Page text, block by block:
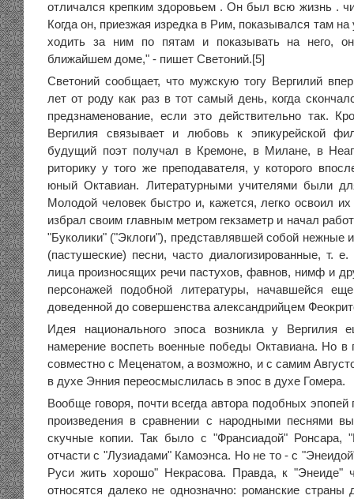
отличался крепким здоровьем . Он был всю жизнь .
Когда он, приезжая изредка в Рим, показывался там
ходить за ним по пятам и показывать на него,
ближайшем доме," - пишет Светоний.[5]
Светоний сообщает, что мужскую тогу Вергилий
лет от роду как раз в тот самый день, когда
предзнаменование, если это действительно так.
Вергилия связывает и любовь к эпикурейской
будущий поэт получал в Кремоне, в Милане, в
риторику у того же преподавателя, у которого
юный Октавиан. Литературными учителями были
Молодой человек быстро и, кажется, легко освоил
избрал своим главным метром гекзаметр и начал
"Буколики" ("Эклоги"), представлявшей собой нежные
(пастушеские) песни, часто диалогизированные, т.
лица произносящих речи пастухов, фавнов, нимф и
персонажей подобной литературы, начавшейся
доведенной до совершенства александрийцем
Идея национального эпоса возникла у Вергилия
намерение воспеть военные победы Октавиана. Но в
совместно с Меценатом, а возможно, и с самим
в духе Энния переосмыслилась в эпос в духе Гомера.
Вообще говоря, почти всегда автора подобных
произведения в сравнении с народными песнями
скучные копии. Так было с "Франсиадой" Ронсара,
отчасти с "Лузиадами" Камоэнса. Но не то - с
Руси жить хорошо" Некрасова. Правда, к "Энеиде"
относятся далеко не однозначно: романские страны